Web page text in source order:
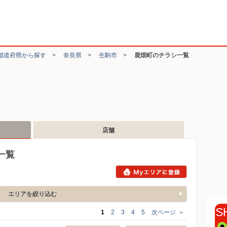
道府県から探す > 奈良県 > 生駒市 > 鹿畑町のチラシ一覧
店舗
覧
エリアを絞り込む
1 2 3 4 5 次ページ ＞